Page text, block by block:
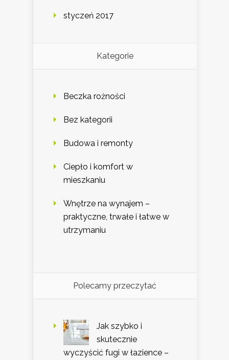
styczeń 2017
Kategorie
Beczka rożności
Bez kategorii
Budowa i remonty
Ciepło i komfort w
mieszkaniu
Wnętrze na wynajem –
praktyczne, trwałe i łatwe w
utrzymaniu
Polecamy przeczytać
Jak szybko i
skutecznie
wyczyścić fugi w łazience –